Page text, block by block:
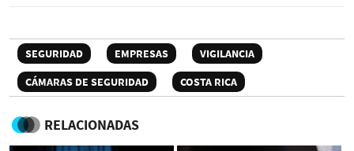
SEGURIDAD EMPRESAS
VIGILANCIA
CÁMARAS DE SEGURIDAD
COSTA RICA
RELACIONADAS